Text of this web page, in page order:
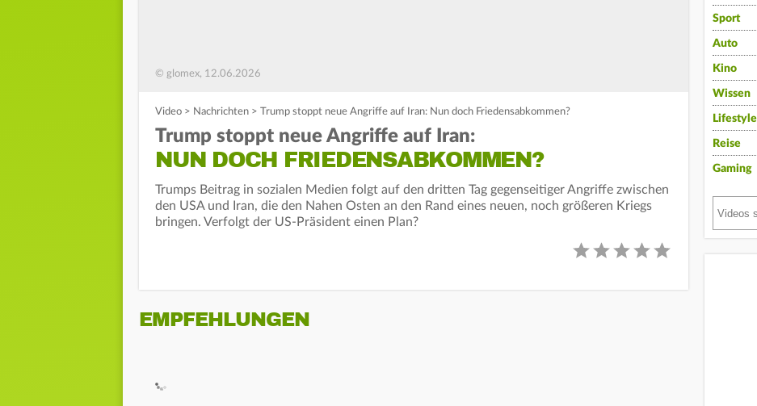
© glomex, 12.06.2026
Video > Nachrichten > Trump stoppt neue Angriffe auf Iran: Nun doch Friedensabkommen?
Trump stoppt neue Angriffe auf Iran:
NUN DOCH FRIEDENSABKOMMEN?
Trumps Beitrag in sozialen Medien folgt auf den dritten Tag gegenseitiger Angriffe zwischen
den USA und Iran, die den Nahen Osten an den Rand eines neuen, noch größeren Kriegs
bringen. Verfolgt der US-Präsident einen Plan?
EMPFEHLUNGEN
Sport
Auto
Kino
Wissen
Lifestyle
Reise
Gaming